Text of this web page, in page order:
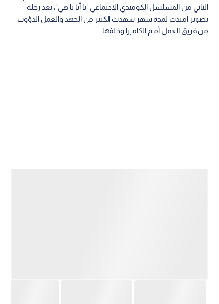
الثاني من المسلسل الكوميدي الاجتماعي "يا أنا يا هي"، بعد رحلة
تصوير امتدت لمدة شهر شهدت الكثير من الجهد والعمل الدؤوب
من فريق العمل أمام الكاميرا وخلفها.